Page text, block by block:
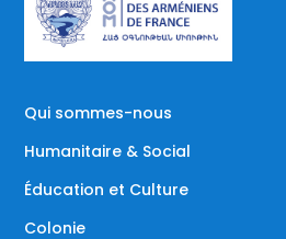
Qui sommes-nous
Humanitaire & Social
Éducation et Culture
Colonie